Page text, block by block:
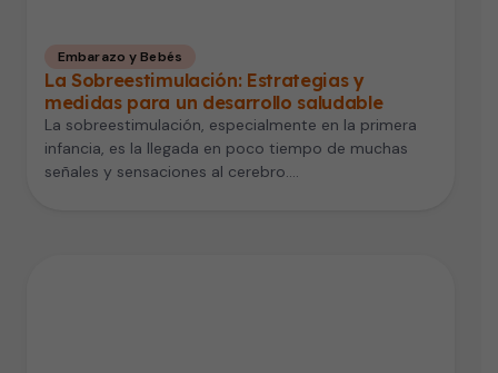
Embarazo y Bebés
La Sobreestimulación: Estrategias y
medidas para un desarrollo saludable
La sobreestimulación, especialmente en la primera
infancia, es la llegada en poco tiempo de muchas
señales y sensaciones al cerebro.…